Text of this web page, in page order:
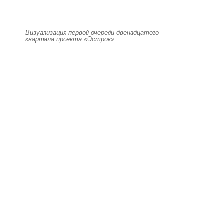
Визуализация первой очереди двенадцатого
квартала проекта «Остров»